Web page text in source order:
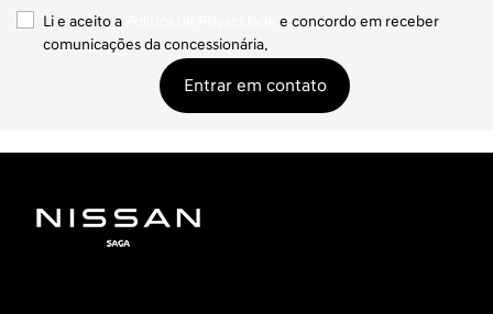
Li e aceito a
e concordo em receber
comunicações da concessionária.
Entrar em contato